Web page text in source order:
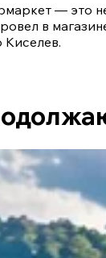
— это
в
Киселев.